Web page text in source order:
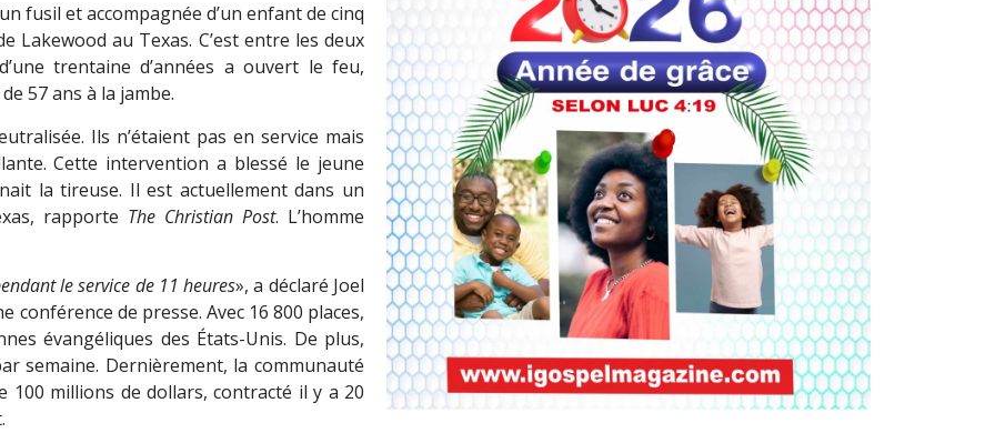
fusil et accompagnée d’un enfant de cinq
Lakewood au Texas. C’est entre les deux
trentaine d’années a ouvert le feu,
57 ans à la jambe.
Ils n’étaient pas en service mais
Cette intervention a blessé le jeune
la tireuse. Il est actuellement dans un
rapporte The Christian Post. L’homme
le service de 11 heures», a déclaré Joel
conférence de presse. Avec 16 800 places,
évangéliques des États-Unis. De plus,
semaine. Dernièrement, la communauté
100 millions de dollars, contracté il y a 20